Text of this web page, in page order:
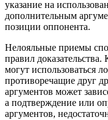
указание на
дополнительным
позиции оппонента.
Нелояльные приемы
правил
могут использоваться
противоречащие друг
аргументов может
а подтверждение или
аргументов,